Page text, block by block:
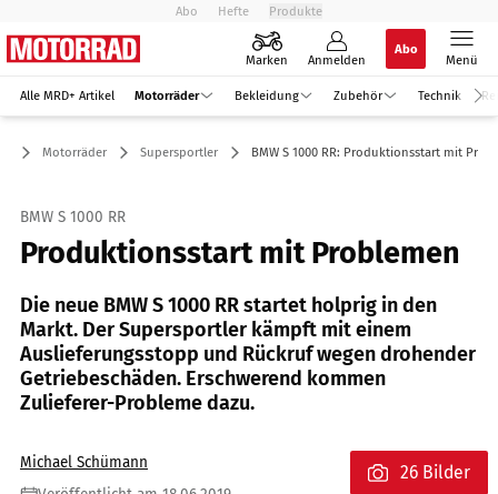
Abo Hefte Produkte
Marken Anmelden
Abo
Menü
Alle MRD+ Artikel Motorräder Bekleidung Zubehör Technik
Motorräder Supersportler BMW S 1000 RR: Produktionsstart mit
BMW S 1000 RR
Produktionsstart mit Problemen
Die neue BMW S 1000 RR startet holprig in den
Markt. Der Supersportler kämpft mit einem
Auslieferungsstopp und Rückruf wegen drohender
Getriebeschäden. Erschwerend kommen
Zulieferer-Probleme dazu.
Michael Schümann
26 Bilder